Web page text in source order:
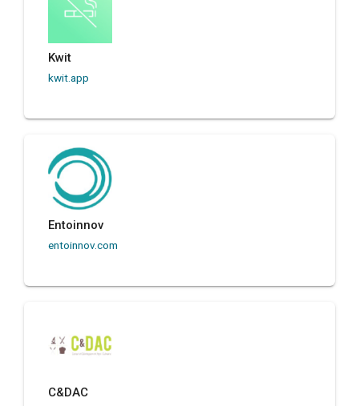
Kwit
kwit.app
Entoinnov
entoinnov.com
C&DAC